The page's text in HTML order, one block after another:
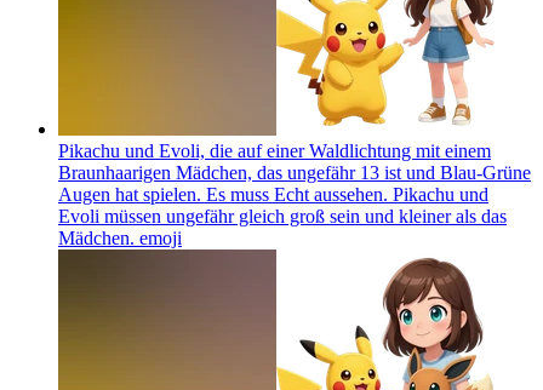
Pikachu und Evoli, die auf einer Waldlichtung mit einem
Braunhaarigen Mädchen, das ungefähr 13 ist und Blau-Grüne
Augen hat spielen. Es muss Echt aussehen. Pikachu und
Evoli müssen ungefähr gleich groß sein und kleiner als das
Mädchen. emoji